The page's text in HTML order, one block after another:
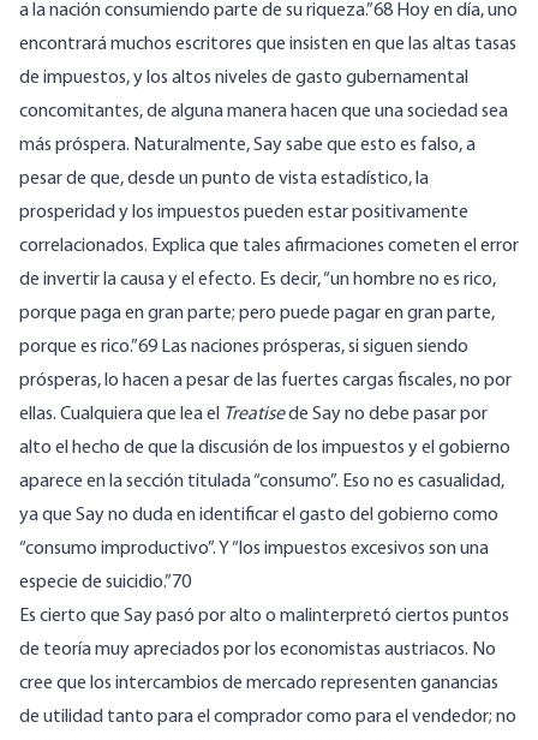
a la nación consumiendo parte de su riqueza.”68 Hoy en día, uno
encontrará muchos escritores que insisten en que las altas tasas
de impuestos, y los altos niveles de gasto gubernamental
concomitantes, de alguna manera hacen que una sociedad sea
más próspera. Naturalmente, Say sabe que esto es falso, a
pesar de que, desde un punto de vista estadístico, la
prosperidad y los impuestos pueden estar positivamente
correlacionados. Explica que tales afirmaciones cometen el error
de invertir la causa y el efecto. Es decir, “un hombre no es rico,
porque paga en gran parte; pero puede pagar en gran parte,
porque es rico.”69 Las naciones prósperas, si siguen siendo
prósperas, lo hacen a pesar de las fuertes cargas fiscales, no por
ellas. Cualquiera que lea el Treatisede Say no debe pasar por
alto el hecho de que la discusión de los impuestos y el gobierno
aparece en la sección titulada “consumo”. Eso no es casualidad,
ya que Say no duda en identificar el gasto del gobierno como
“consumo improductivo”. Y “los impuestos excesivos son una
especie de suicidio.”70
Es cierto que Say pasó por alto o malinterpretó ciertos puntos
de teoría muy apreciados por los economistas austriacos. No
cree que los intercambios de mercado representen ganancias
de utilidad tanto para el comprador como para el vendedor; no